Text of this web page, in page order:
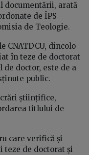
documentării, arată
de ÎPS
de Teologie.
CNATDCU, dincolo
în teze de doctorat
doctor, este de a
public.
științifice,
titlului de
care verifică și
teze de doctorat și